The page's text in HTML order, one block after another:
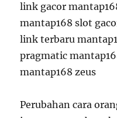
link gacor
mantap168 slot
link terbaru
pragmatic
mantap168 zeus
Perubahan cara